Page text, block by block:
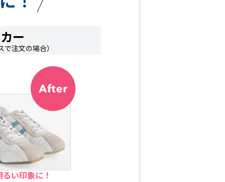
ー
注文の場合）
い印象に！